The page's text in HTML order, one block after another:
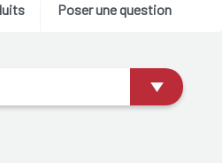
Poser une question